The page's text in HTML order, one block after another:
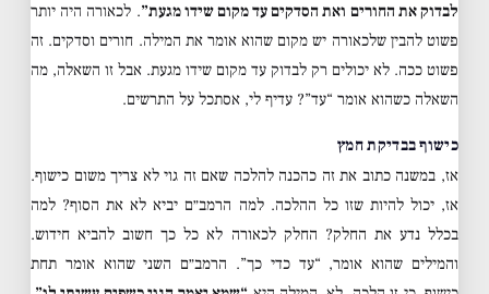
לבדוק את החורים ואת הסדקים עד מקום שידו מגעת”. לכאורה היה יותר
פשוט להבין שלכאורה יש מקום שהוא אומר את המילה. חורים וסדקים. זה
פשוט ככה. לא יכולים רק לבדוק עד מקום שידו מגעת. אבל זו השאלה, מה
השאלה כשהוא אומר “עד”? עדיף לי, אסתכל על התרשים.
כישוף בבדיקת חמץ
אז, במשנה כתוב את זה כהכנה להלכה שאם זה גוי לא צריך משום כישוף.
אז, יכול להיות שזו כל ההלכה. למה הרמב״ם יביא לא את הסוף? למה
בכלל נדע את החלק? החלק לכאורה לא כל כך חשוב להביא חידוש.
והמילים שהוא אומר, “עד כדי כך”. הרמב״ם השני שהוא אומר תחת